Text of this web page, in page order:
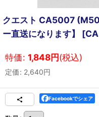
クエスト CA5007
ー直送になります】 [
特価: 1,848円(税込)
定価: 2,640円
Facebookでシェア